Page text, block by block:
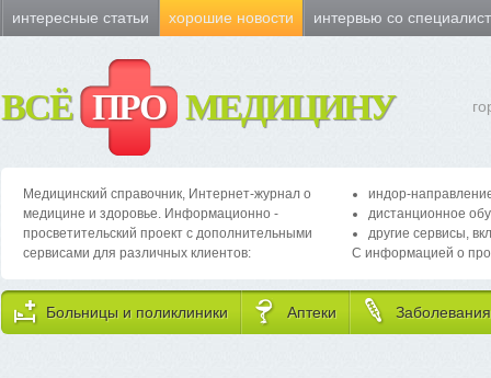
интересные статьи хорошие новости интервью со
ВСЁ ПРО МЕДИЦИНУ
Медицинский справочник, Интернет-журнал о
медицине и здоровье. Информационно -
просветительский проект с дополнительными
сервисами для различных клиентов:
индор-
дистанционное
другие сервисы,
С информацией о
Больницы и поликлиники Аптеки Заболевания